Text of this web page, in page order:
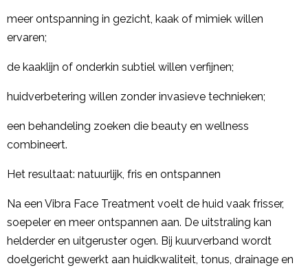
meer ontspanning in gezicht, kaak of mimiek willen
ervaren;
de kaaklijn of onderkin subtiel willen verfijnen;
huidverbetering willen zonder invasieve technieken;
een behandeling zoeken die beauty en wellness
combineert.
Het resultaat: natuurlijk, fris en ontspannen
Na een Vibra Face Treatment voelt de huid vaak frisser,
soepeler en meer ontspannen aan. De uitstraling kan
helderder en uitgeruster ogen. Bij kuurverband wordt
doelgericht gewerkt aan huidkwaliteit, tonus, drainage en